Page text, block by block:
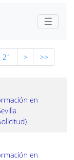
☰
21 > >>
en
en